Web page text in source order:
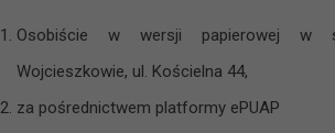
Osobiście w wersji papierowej w
Wojcieszkowie, ul. Kościelna 44,
za pośrednictwem platformy ePUAP